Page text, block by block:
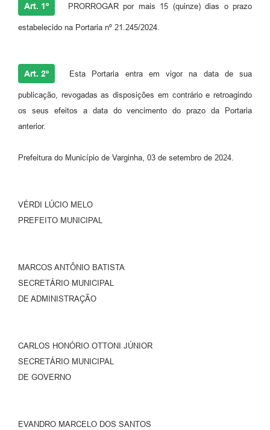
Art. 1º PRORROGAR por mais 15 (quinze) dias o prazo
estabelecido na Portaria nº 21.245/2024.
Art. 2º Esta Portaria entra em vigor na data de sua
publicação, revogadas as disposições em contrário e retroagindo
os seus efeitos a data do vencimento do prazo da Portaria
anterior.
Prefeitura do Município de Varginha, 03 de setembro de 2024.
VÉRDI LÚCIO MELO
PREFEITO MUNICIPAL
MARCOS ANTÔNIO BATISTA
SECRETÁRIO MUNICIPAL
DE ADMINISTRAÇÃO
CARLOS HONÓRIO OTTONI JÚNIOR
SECRETÁRIO MUNICIPAL
DE GOVERNO
EVANDRO MARCELO DOS SANTOS